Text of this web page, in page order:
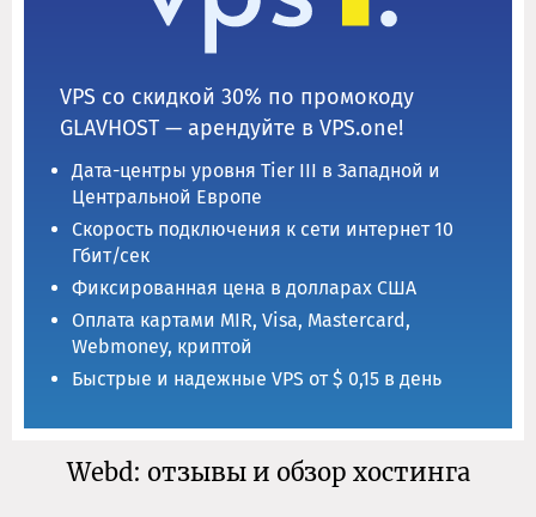
VPS со скидкой 30% по промокоду
GLAVHOST — арендуйте в VPS.one!
Дата-центры уровня Tier III в Западной и
Центральной Европе
Скорость подключения к сети интернет 10
Гбит/сек
Фиксированная цена в долларах США
Оплата картами MIR, Visa, Mastercard,
Webmoney, криптой
Быстрые и надежные VPS от $ 0,15 в день
Webd: отзывы и обзор хостинга